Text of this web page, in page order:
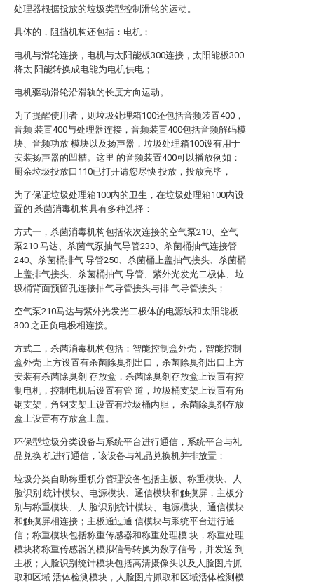
处理器根据投放的垃圾类型控制滑轮的运动。
具体的，阻挡机构还包括：电机；
电机与滑轮连接，电机与太阳能板300连接，太阳能板300
将太 阳能转换成电能为电机供电；
电机驱动滑轮沿滑轨的长度方向运动。
为了提醒使用者，则垃圾处理箱100还包括音频装置400，
音频 装置400与处理器连接，音频装置400包括音频解码模
块、音频功放 模块以及扬声器，垃圾处理箱100设有用于
安装扬声器的凹槽。这里 的音频装置400可以播放例如：
厨余垃圾投放口110已打开请您尽快 投放，投放完毕，
为了保证垃圾处理箱100内的卫生，在垃圾处理箱100内设
置的 杀菌消毒机构具有多种选择：
方式一，杀菌消毒机构包括依次连接的空气泵210、空气
泵210 马达、杀菌气泵抽气导管230、杀菌桶抽气连接管
240、杀菌桶排气 导管250、杀菌桶上盖抽气接头、杀菌桶
上盖排气接头、杀菌桶抽气 导管、紫外光发光二极体、垃
圾桶背面预留孔连接抽气导管接头与排 气导管接头；
空气泵210马达与紫外光发光二极体的电源线和太阳能板
300 之正负电极相连接。
方式二，杀菌消毒机构包括：智能控制盒外壳，智能控制
盒外壳 上方设置有杀菌除臭剂出口，杀菌除臭剂出口上方
安装有杀菌除臭剂 存放盒，杀菌除臭剂存放盒上设置有控
制电机，控制电机后设置有管 道，垃圾桶支架上设置有角
钢支架，角钢支架上设置有垃圾桶内胆， 杀菌除臭剂存放
盒上设置有存放盒上盖。
环保型垃圾分类设备与系统平台进行通信，系统平台与礼
品兑换 机进行通信，该设备与礼品兑换机并排放置；
垃圾分类自助称重积分管理设备包括主板、称重模块、人
脸识别 统计模块、电源模块、通信模块和触摸屏，主板分
别与称重模块、人 脸识别统计模块、电源模块、通信模块
和触摸屏相连接；主板通过通 信模块与系统平台进行通
信；称重模块包括称重传感器和称重处理模 块，称重处理
模块将称重传感器的模拟信号转换为数字信号，并发送 到
主板；人脸识别统计模块包括高清摄像头以及人脸图片抓
取和区域 活体检测模块，人脸图片抓取和区域活体检测模